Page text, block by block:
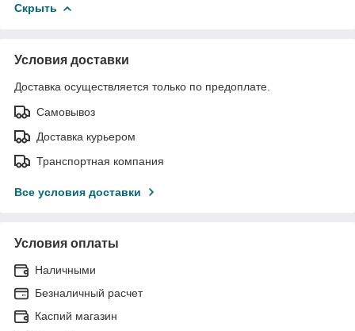
Скрыть
Условия доставки
Доставка осуществляется только по предоплате.
Самовывоз
Доставка курьером
Транспортная компания
Все условия доставки
Условия оплаты
Наличными
Безналичный расчет
Каспий магазин